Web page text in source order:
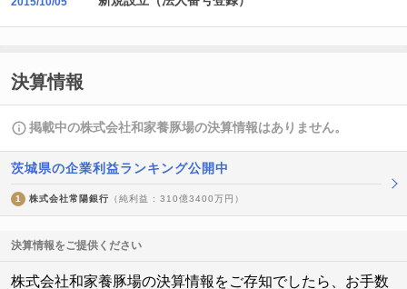
決算情報
掲載中の株式会社和家養豚場の決算情報はありません。
茨城県の企業利益ランキング公開中
1 株式会社常陽銀行 （純利益 : 310億3400万円）
決算情報をご提供ください
株式会社和家養豚場の決算情報をご存知でしたら、お手数